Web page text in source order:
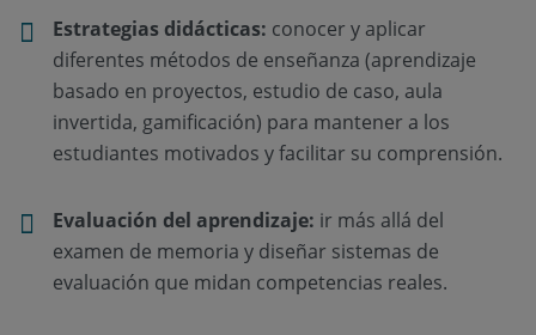
Estrategias didácticas: conocer y aplicar
diferentes métodos de enseñanza (aprendizaje
basado en proyectos, estudio de caso, aula
invertida, gamificación) para mantener a los
estudiantes motivados y facilitar su comprensión.
Evaluación del aprendizaje: ir más allá del
examen de memoria y diseñar sistemas de
evaluación que midan competencias reales.